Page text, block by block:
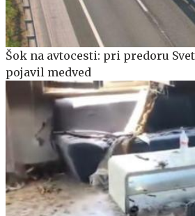
Šok na avtocesti: pri predoru
pojavil medved